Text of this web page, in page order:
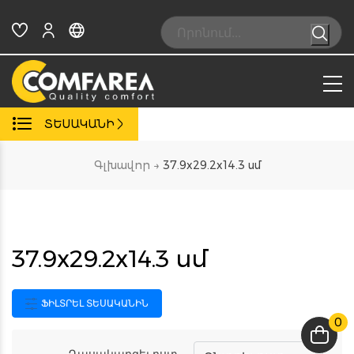
content
Search:
0
ՏԵՍԱԿԱՆԻ
Գլխավոր → 37.9x29.2x14.3 սմ
37.9x29.2x14.3 սմ
ՖԻԼՏՐԵԼ ՏԵՍԱԿԱՆԻՆ